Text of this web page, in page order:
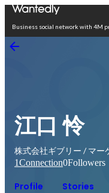
Business social network with 4M
江口 怜
株式会社ギブリー / マー
1Connection0Followers
Profile Stories